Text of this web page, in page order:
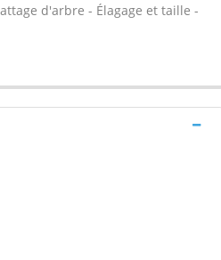
d'arbre - Élagage et taille -